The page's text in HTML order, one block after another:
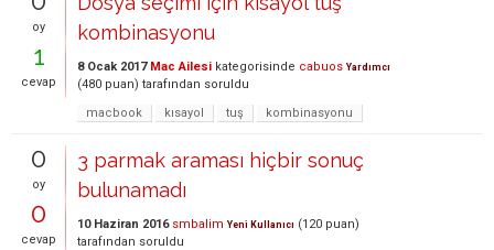
oy
1
cevap
kombinasyonu
8 Ocak 2017 Mac Ailesi kategorisinde cabuos Yardımcı
(480 puan) tarafından soruldu
macbook
kısayol tuş kombinasyonu
0
oy
0
cevap
3 parmak araması hiçbir sonuç
bulunamadı
10 Haziran 2016 smbalim Yeni Kullanıcı (120 puan)
tarafından soruldu